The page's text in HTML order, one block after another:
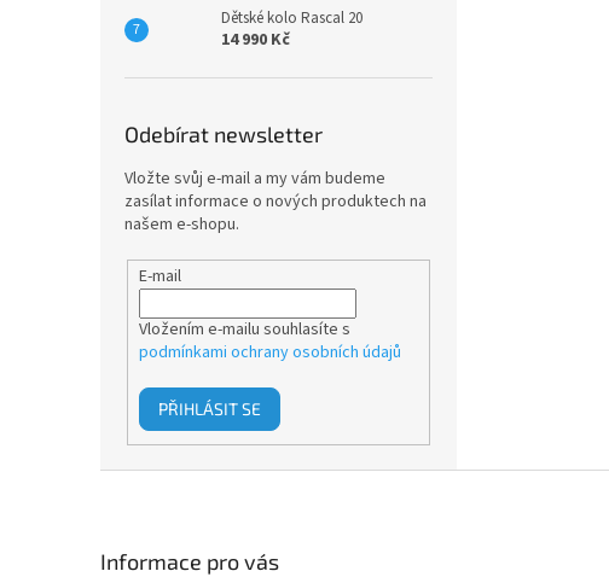
Dětské kolo Rascal 20
14 990 Kč
Odebírat newsletter
Vložte svůj e-mail a my vám budeme
zasílat informace o nových produktech na
našem e-shopu.
E-mail
Vložením e-mailu souhlasíte s
podmínkami ochrany osobních údajů
PŘIHLÁSIT SE
Informace pro vás